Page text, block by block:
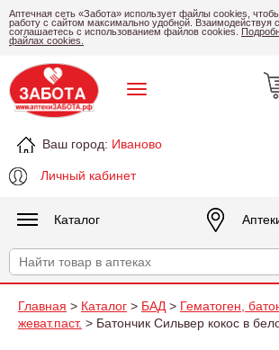
Аптечная сеть «Забота» использует файлы cookies,
работу с сайтом максимально удобной. Взаимодействуя
соглашаетесь с использованием файлов cookies.
файлах cookies.
Ваш город: Иваново
Личный кабинет
Каталог
Главная > Каталог > БАД > Гематоген,
жеват.паст. > Батончик Сильвер кокос в